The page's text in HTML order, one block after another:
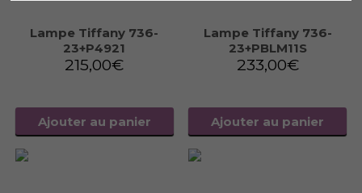
Lampe Tiffany 736-
23+P4921
215,00€
Ajouter au panier
Lampe Tiffany 736-
23+PBLM11S
233,00€
Ajouter au panier